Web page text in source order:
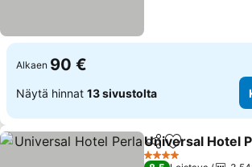
Alkaen 90 €
Näytä hinnat 13 sivustolta
Jaa Lisää
Universal Hotel
4 Tähtiluokitus